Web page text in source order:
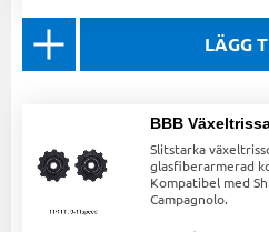
BBB
Slitstarka
glasfiberarmerad
Kompatibel med
Campagnolo.